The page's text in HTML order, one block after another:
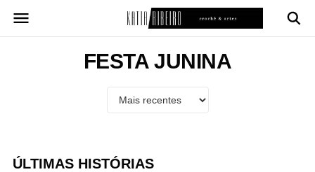
para
FESTA JUNINA
ÚLTIMAS HISTÓRIAS